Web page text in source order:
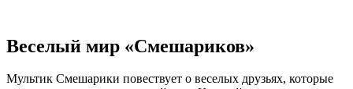
Веселый мир «Смешариков»
Мультик Смешарики повествует о веселых друзьях, которые